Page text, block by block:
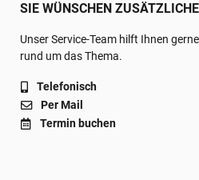
SIE WÜNSCHEN
Unser Service-Team hilft Ihnen
rund um das Thema.
Telefonisch
Per Mail
Termin buchen